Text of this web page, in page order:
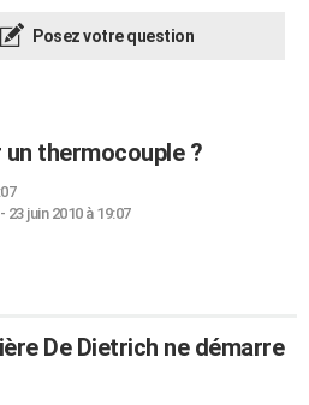
Posez votre question
thermocouple ?
23 juin 2010 à 19:07
De Dietrich ne démarre